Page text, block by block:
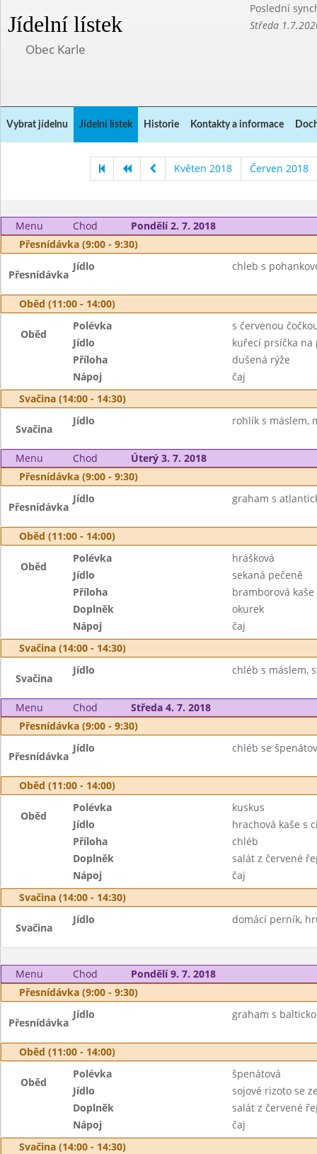
Jídelní lístek
Poslední
Středa
Obec Karle
Vybrat jídelnu Jídelní lístek Historie Kontakty a informace
Květen 2018 Červen 2018
Menu Chod
Pondělí 2. 7. 2018
Přesnídávka (9:00 - 9:30)
Přesnídávka
Jídlo chleb s
Oběd (11:00 - 14:00)
Oběd
Polévka
s červenou
Jídlo
kuřecí prsíčka na
Příloha
dušená rýže
Nápoj
čaj
Svačina (14:00 - 14:30)
Svačina
Jídlo rohlík s máslem,
Menu Chod
Úterý 3. 7. 2018
Přesnídávka (9:00 - 9:30)
Přesnídávka
Jídlo graham s
Oběd (11:00 - 14:00)
Oběd
Polévka
hrášková
Jídlo
sekaná pečeně
Příloha
bramborová kaše
Doplněk
okurek
Nápoj
čaj
Svačina (14:00 - 14:30)
Svačina
Jídlo chléb s máslem,
Menu Chod
Středa 4. 7. 2018
Přesnídávka (9:00 - 9:30)
Přesnídávka
Jídlo chléb se
Oběd (11:00 - 14:00)
Oběd
Polévka
kuskus
Jídlo
hrachová kaše s
Příloha
chléb
Doplněk
salát z červené
Nápoj
čaj
Svačina (14:00 - 14:30)
Svačina
Jídlo domácí perník,
Menu Chod
Pondělí 9. 7. 2018
Přesnídávka (9:00 - 9:30)
Přesnídávka
Jídlo graham s
Oběd (11:00 - 14:00)
Oběd
Polévka
špenátová
Jídlo
sojové rizoto se
Doplněk
salát z červené
Nápoj
čaj
Svačina (14:00 - 14:30)